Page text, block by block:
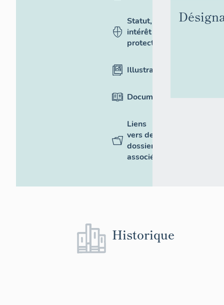
Statut,
intérêt et
protection
Illustrations
Documentation
Liens
vers des
dossiers
associés
Historique